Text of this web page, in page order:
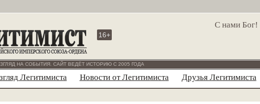
С нами Бог!
16+
НА СОБЫТИЯ. САЙТ ВЕДЁТ ИСТОРИЮ С 2005 ГОДА
Легитимиста Новости от Легитимиста Друзья Легитимиста